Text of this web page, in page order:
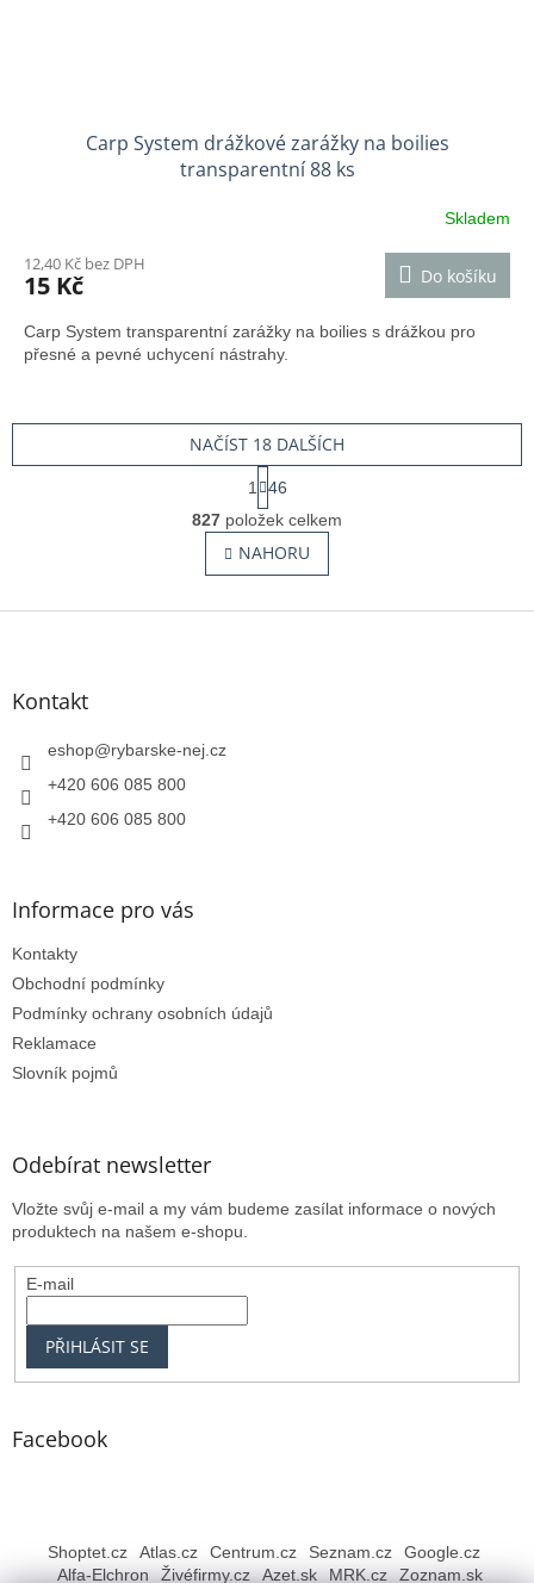
Carp System drážkové zarážky na boilies
transparentní 88 ks
Skladem
12,40 Kč bez DPH
15 Kč Do košíku
Carp System transparentní zarážky na boilies s drážkou pro
přesné a pevné uchycení nástrahy.
O
v
l
á
NAČÍST 18 DALŠÍCH
S
t
r
á
n
k
v
1
46
827 položek celkem
NAHORU
Z
Kontakt
eshop@rybarske-nej.cz
+420 606 085 800
+420 606 085 800
Informace pro vás
Kontakty
Obchodní podmínky
Podmínky ochrany osobních údajů
Reklamace
Slovník pojmů
Odebírat newsletter
Vložte svůj e-mail a my vám budeme zasílat informace o nových
produktech na našem e-shopu.
E-mail
PŘIHLÁSIT SE
Facebook
Shoptet.cz Atlas.cz Centrum.cz Seznam.cz
Google.cz
Alfa-Elchron
Živéfirmy.cz Azet.sk MRK.cz Zoznam.sk